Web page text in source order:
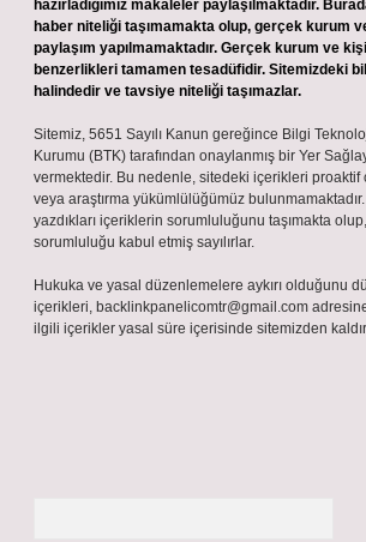
hazırladığımız makaleler paylaşılmaktadır.
haber niteliği taşımamakta olup, gerçek kurum
paylaşım yapılmamaktadır. Gerçek kurum ve
benzerlikleri tamamen tesadüfidir. Sitemizdeki
halindedir ve tavsiye niteliği taşımazlar.
Sitemiz, 5651 Sayılı Kanun gereğince Bilgi
Kurumu (BTK) tarafından onaylanmış bir Yer
vermektedir. Bu nedenle, sitedeki içerikleri proaktif
veya araştırma yükümlülüğümüz
yazdıkları içeriklerin sorumluluğunu taşımakta
sorumluluğu kabul etmiş sayılırlar.
Hukuka ve yasal düzenlemelere aykırı olduğunu
içerikleri, backlinkpanelicomtr@gmail.com
ilgili içerikler yasal süre içerisinde sitemizden